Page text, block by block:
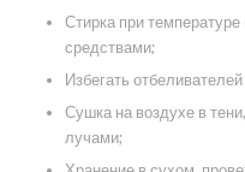
Стирка при
средствами;
Избегать
Сушка на воздухе в
лучами;